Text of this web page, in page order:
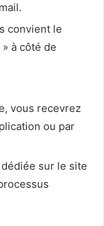
convient le
à côté de
vous recevrez
ou par
sur le site